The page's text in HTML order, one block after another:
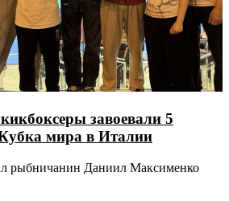
завоевали 5
мира в Италии
рыбничанин Даниил Максименко